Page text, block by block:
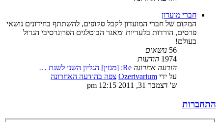
חברי מועדון
המקום של חברי המועדון לקבל סקופים, להשתתף בחידונים נושאי
פרסים, הורדות בלעדיות ומאגר הבוטלגים הפרוגרסיבי הגדול
בעולם!
56 נושאים
1974 הודעות
הודעה אחרונה Re: [מגזין] הגליון השני לשנת …
על ידי Ozerivarium צפה בהודעה האחרונה
ש' דצמבר 31, 2011 12:15 pm
התחברות